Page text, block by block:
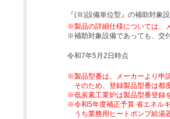
『(Ⅲ)設備単位型』の補助対象
※製品の詳細仕様については、
※補助対象設備であっても、交
令和7年5月2日時点
※製品型番は、メーカーより申
そのため、登録製品型番は都
※低炭素工業炉は製品型番登録
※令和5年度補正予算 省エネル
うち業務用ヒートポンプ給湯